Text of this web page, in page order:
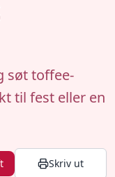
søt toffee-
til fest eller en
Skriv ut